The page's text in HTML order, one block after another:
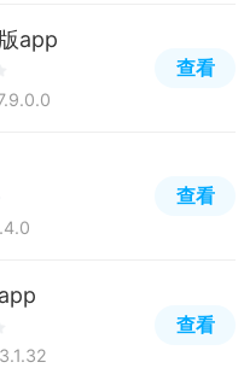
app
查看
查看
查看